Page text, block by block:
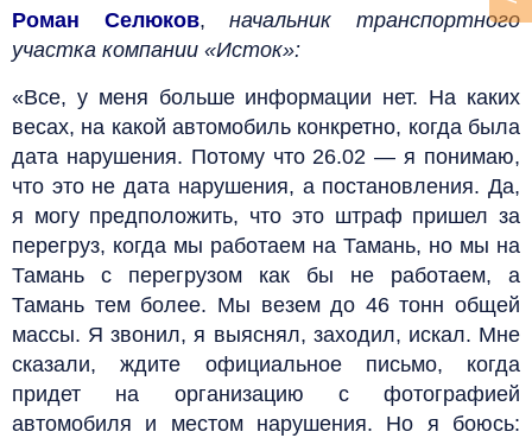
Роман Селюков,начальник транспортного
участка компании «Исток»:
«Все, у меня больше информации нет. На каких
весах, на какой автомобиль конкретно, когда была
дата нарушения. Потому что 26.02 — я понимаю,
что это не дата нарушения, а постановления. Да,
я могу предположить, что это штраф пришел за
перегруз, когда мы работаем на Тамань, но мы на
Тамань с перегрузом как бы не работаем, а
Тамань тем более. Мы везем до 46 тонн общей
массы. Я звонил, я выяснял, заходил, искал. Мне
сказали, ждите официальное письмо, когда
придет на организацию с фотографией
автомобиля и местом нарушения. Но я боюсь: